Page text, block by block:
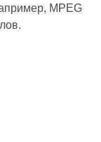
MPEG